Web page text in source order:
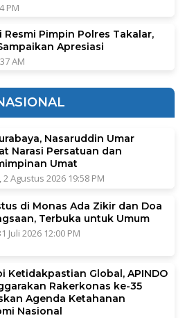
PM
Resmi Pimpin Polres Takalar,
Apresiasi
AM
Nasaruddin Umar
Narasi Persatuan dan
Umat
2 Agustus 2026 19:58 PM
di Monas Ada Zikir dan Doa
Terbuka untuk Umum
Juli 2026 12:00 PM
Ketidakpastian Global, APINDO
Rakerkonas ke-35
Agenda Ketahanan
Nasional